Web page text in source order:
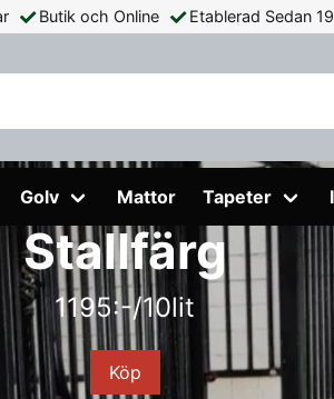
Butik och Online Etablerad Sedan
Golv Mattor Tapeter
Stallfärg
1195:-/10lit
Köp